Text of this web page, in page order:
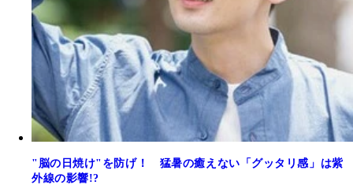
"脳の日焼け"を防げ！ 猛暑の癒えない「グッタリ感」は紫
外線の影響!?